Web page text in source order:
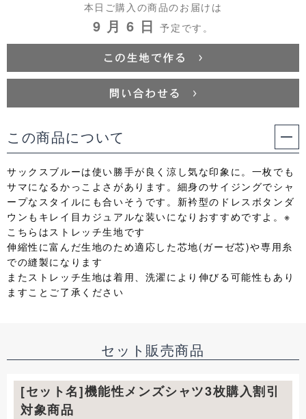
本日ご購入の商品のお届けは
9 月 6 日予定です。
この商品について
サックスブルーは使い勝手が良く涼し気な印象に。一枚でも
サマになるかっこよさがあります。細身のサイジングでシャ
ープなスタイルにも合いそうです。新衿型のドレスボタンダ
ウンもキレイ目カジュアルな装いになりおすすめですよ。※
こちらはストレッチ生地です
伸縮性に富んだ生地のため適応した芯地(ガーゼ芯)や専用糸
での縫製になります
またストレッチ生地は着用、洗濯により伸びる可能性もあり
ますことご了承ください
セット販売商品
[セット名]機能性メンズシャツ3枚購入割引
対象商品